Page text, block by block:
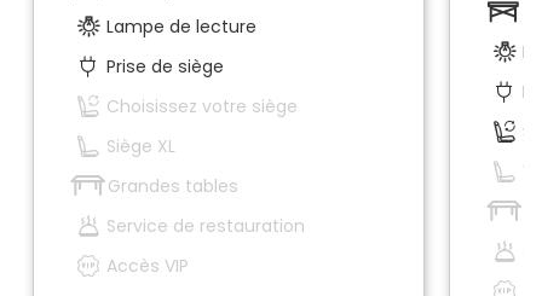
Lampe de lecture
Prise de siège
Choisissez votre siège
Siège XL
Grandes tables
Service de restauration
Accès VIP